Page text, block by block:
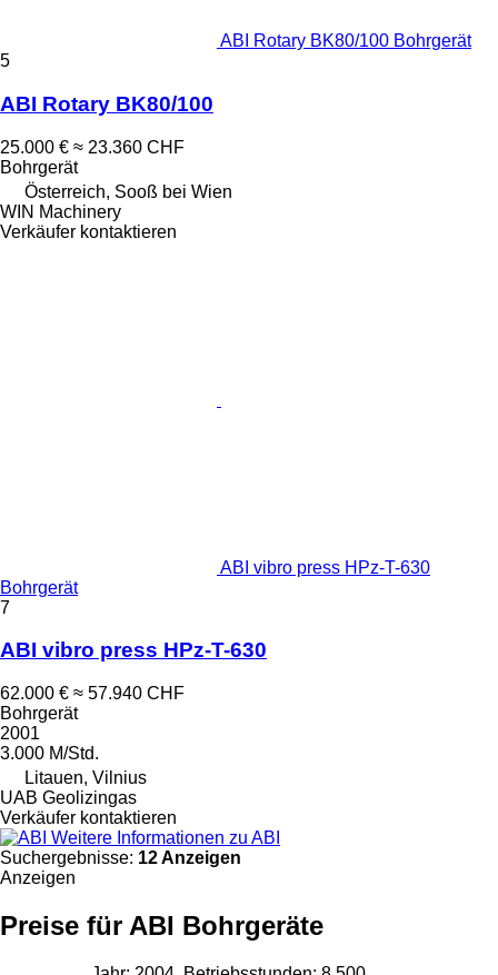
ABI Rotary BK80/100 Bohrgerät
5
ABI Rotary BK80/100
25.000 € ≈ 23.360 CHF
Bohrgerät
Österreich, Sooß bei Wien
WIN Machinery
Verkäufer kontaktieren
ABI vibro press HPz-T-630
Bohrgerät
7
ABI vibro press HPz-T-630
62.000 € ≈ 57.940 CHF
Bohrgerät
2001
3.000 M/Std.
Litauen, Vilnius
UAB Geolizingas
Verkäufer kontaktieren
Weitere Informationen zu ABI
Suchergebnisse: 12 Anzeigen
Anzeigen
Preise für ABI Bohrgeräte